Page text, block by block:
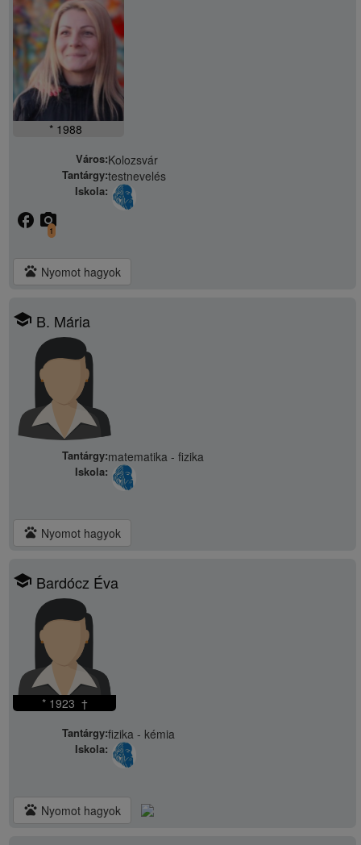
* 1988
Város:Kolozsvár
Tantárgy:testnevelés
Iskola:
facebook camera_alt
1
pets Nyomot hagyok
school B. Mária
Tantárgy:matematika - fizika
Iskola:
pets Nyomot hagyok
school Bardócz Éva
* 1923 †
Tantárgy:fizika - kémia
Iskola:
pets Nyomot hagyok